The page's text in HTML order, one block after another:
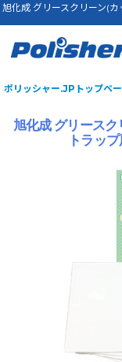
旭化成 グリースクリーン(
ポリッシャー.JPトップペ
旭化成 グリース
トラッ